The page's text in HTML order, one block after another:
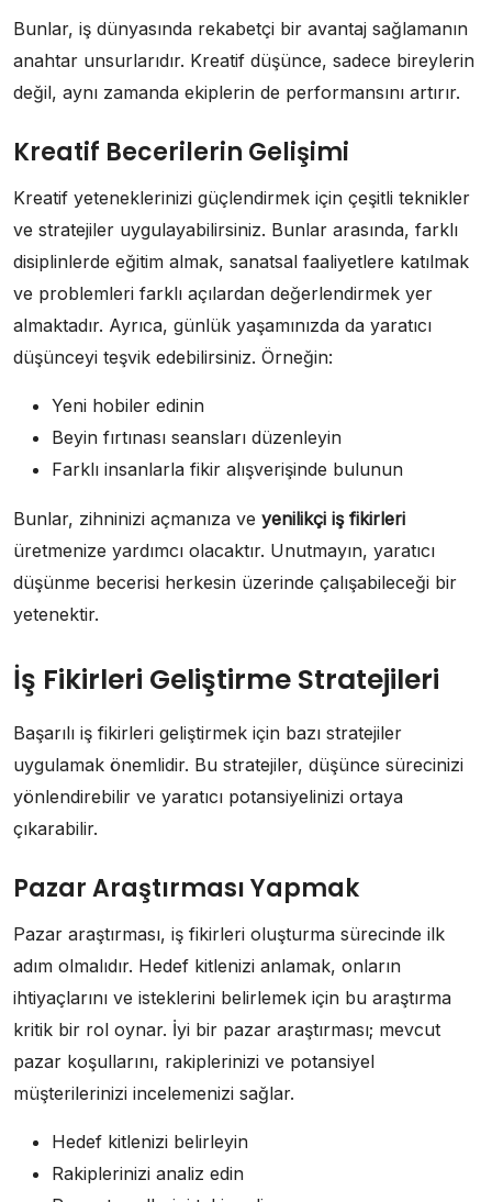
Bunlar, iş dünyasında rekabetçi bir avantaj sağlamanın
anahtar unsurlarıdır. Kreatif düşünce, sadece bireylerin
değil, aynı zamanda ekiplerin de performansını artırır.
Kreatif Becerilerin Gelişimi
Kreatif yeteneklerinizi güçlendirmek için çeşitli teknikler
ve stratejiler uygulayabilirsiniz. Bunlar arasında, farklı
disiplinlerde eğitim almak, sanatsal faaliyetlere katılmak
ve problemleri farklı açılardan değerlendirmek yer
almaktadır. Ayrıca, günlük yaşamınızda da yaratıcı
düşünceyi teşvik edebilirsiniz. Örneğin:
Yeni hobiler edinin
Beyin fırtınası seansları düzenleyin
Farklı insanlarla fikir alışverişinde bulunun
Bunlar, zihninizi açmanıza ve yenilikçi iş fikirleri
üretmenize yardımcı olacaktır. Unutmayın, yaratıcı
düşünme becerisi herkesin üzerinde çalışabileceği bir
yetenektir.
İş Fikirleri Geliştirme Stratejileri
Başarılı iş fikirleri geliştirmek için bazı stratejiler
uygulamak önemlidir. Bu stratejiler, düşünce sürecinizi
yönlendirebilir ve yaratıcı potansiyelinizi ortaya
çıkarabilir.
Pazar Araştırması Yapmak
Pazar araştırması, iş fikirleri oluşturma sürecinde ilk
adım olmalıdır. Hedef kitlenizi anlamak, onların
ihtiyaçlarını ve isteklerini belirlemek için bu araştırma
kritik bir rol oynar. İyi bir pazar araştırması; mevcut
pazar koşullarını, rakiplerinizi ve potansiyel
müşterilerinizi incelemenizi sağlar.
Hedef kitlenizi belirleyin
Rakiplerinizi analiz edin